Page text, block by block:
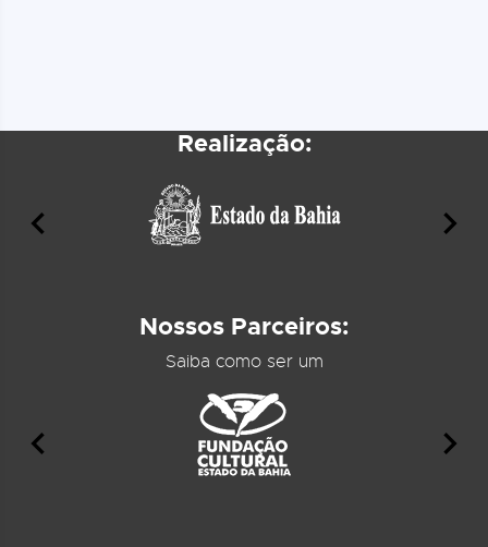
Realização:
Nossos Parceiros:
Saiba como ser um